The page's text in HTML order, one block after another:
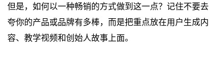
但是，如何以一种畅销的方式做到这一点？记住不要去
夸你的产品或品牌有多棒，而是把重点放在用户生成内
容、教学视频和创始人故事上面。